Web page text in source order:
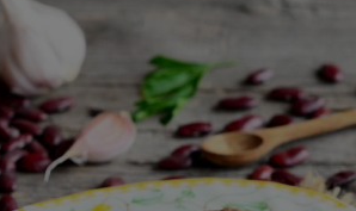
ZUPY
CIASTA
WIELKANOC
WALENTYNKI
BRYTYJSKA
AFRYKAŃSKA
JAPOŃSKA
GOTOWANIA
PORADY
ZDROWA DIETA
DIETA
DO POCZYTANIA